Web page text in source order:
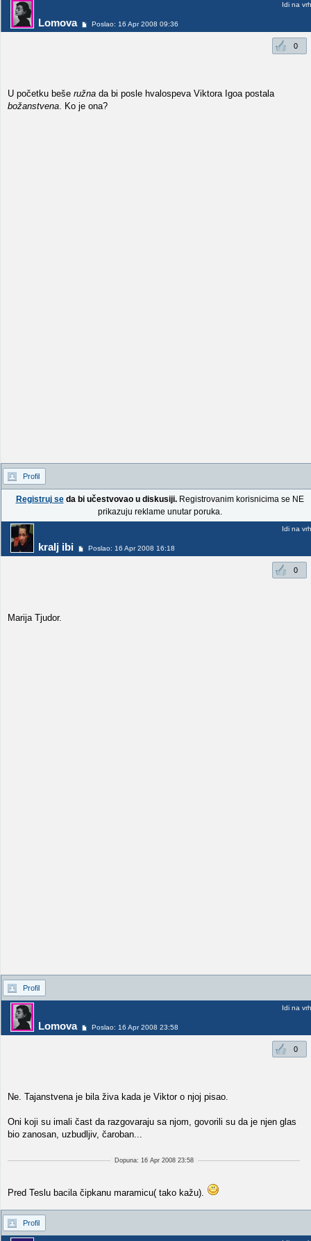
Lomova Poslao: 16 Apr 2008 09:36
Idi na vrh
0
U početku beše ružna da bi posle hvalospeva Viktora Igoa postala
božanstvena. Ko je ona?
Profil
Registruj seda bi učestvovao u diskusiji.Registrovanim korisnicima se NE
prikazuju reklame unutar poruka.
kralj ibi Poslao: 16 Apr 2008 16:18
Idi na vrh
0
Marija Tjudor.
Profil
Lomova Poslao: 16 Apr 2008 23:58
Idi na vrh
0
Ne. Tajanstvena je bila živa kada je Viktor o njoj pisao.
Oni koji su imali čast da razgovaraju sa njom, govorili su da je njen glas
bio zanosan, uzbudljiv, čaroban...
Dopuna: 16 Apr 2008 23:58
Pred Teslu bacila čipkanu maramicu( tako kažu).
Profil